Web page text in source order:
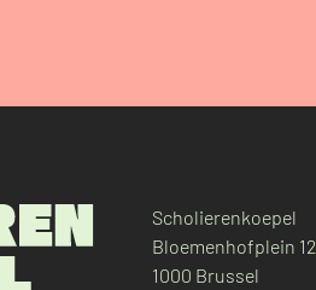
Scholierenkoepel
Bloemenhofplein 12
1000 Brussel